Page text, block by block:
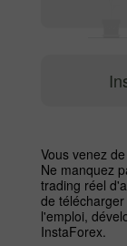
Vous venez
Ne manquez
trading réel
de
l'emploi,
InstaForex.